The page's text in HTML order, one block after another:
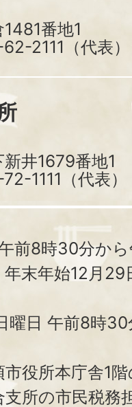
番地1
2111（代表）
井1679番地1
1111（代表）
前8時30分か
末年始12月
曜日 午前8時
役所本庁舎1
支所の市民税務